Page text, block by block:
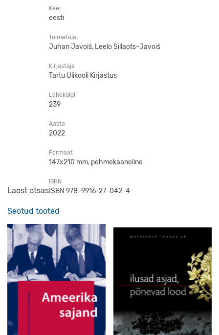
Laost otsas
Keel
eesti
Toimetaja
Juhan Javoiš, Leelo Sillaots-Javoiš
Kirjastaja
Tartu Ülikooli Kirjastus
Lehekülgi
239
Aasta
2022
Formaat
147x210 mm, pehmekaaneline
ISBN
ISBN 978-9916-27-042-4
Seotud tooted